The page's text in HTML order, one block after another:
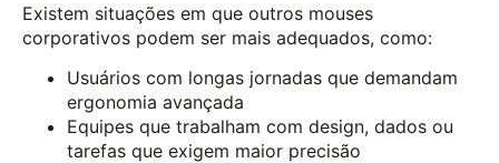
Existem situações em que outros mouses
corporativos podem ser mais adequados, como:
Usuários com longas jornadas que demandam
ergonomia avançada
Equipes que trabalham com design, dados ou
tarefas que exigem maior precisão